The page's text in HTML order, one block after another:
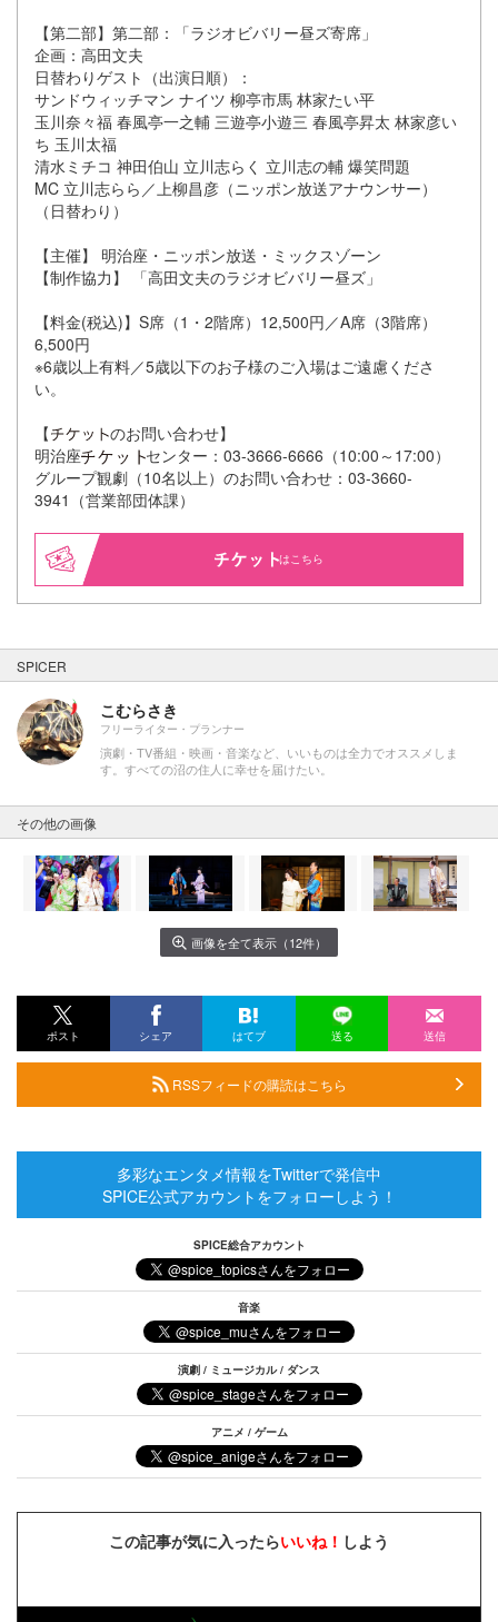
【第二部】第二部：「ラジオビバリー昼ズ寄席」
企画：高田文夫
日替わりゲスト（出演日順）：
サンドウィッチマン ナイツ 柳亭市馬 林家たい平
玉川奈々福 春風亭一之輔 三遊亭小遊三 春風亭昇太 林家彦い
ち 玉川太福
清水ミチコ 神田伯山 立川志らく 立川志の輔 爆笑問題
MC 立川志らら／上柳昌彦（ニッポン放送アナウンサー）
（日替わり）
【主催】 明治座・ニッポン放送・ミックスゾーン
【制作協力】 「高田文夫のラジオビバリー昼ズ」
【料金(税込)】S席（1・2階席）12,500円／A席（3階席）
6,500円
※6歳以上有料／5歳以下のお子様のご入場はご遠慮くださ
い。
【
のお問い合わせ】
明治座
センター：03-3666-6666（10:00～17:00）
グループ観劇（10名以上）のお問い合わせ：03-3660-
3941（営業部団体課）
はこちら
SPICER
こむらさき
フリーライター・プランナー
演劇・TV番組・映画・音楽など、いいものは全力でオススメしま
す。すべての沼の住人に幸せを届けたい。
その他の画像
画像を全て表示（12件）
ポスト シェア はてブ 送る 送信
RSSフィードの購読はこちら
多彩なエンタメ情報をTwitterで発信中
SPICE公式アカウントをフォローしよう！
SPICE総合アカウント
音楽
演劇 / ミュージカル / ダンス
アニメ / ゲーム
この記事が気に入ったらいいね！ しよう